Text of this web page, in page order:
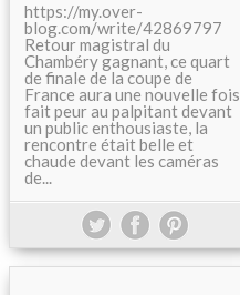
https://my.over-
blog.com/write/42869797
Retour magistral du
Chambéry gagnant, ce quart
de finale de la coupe de
France aura une nouvelle fois
fait peur au palpitant devant
un public enthousiaste, la
rencontre était belle et
chaude devant les caméras
de...